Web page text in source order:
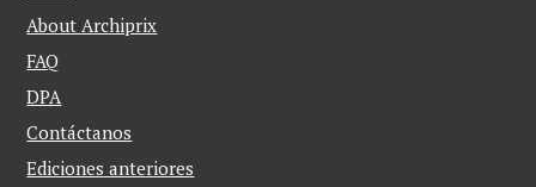
About Archiprix
FAQ
DPA
Contáctanos
Ediciones anteriores